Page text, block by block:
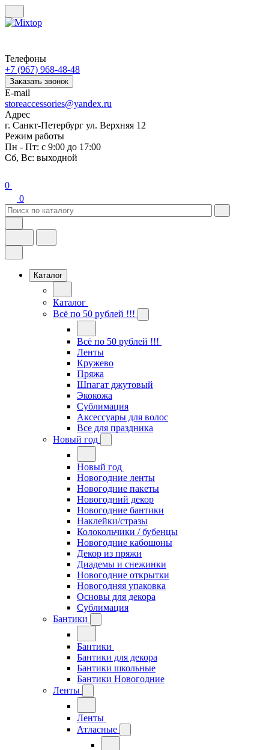
Телефоны
+7 (967) 968-48-48
Заказать звонок
E-mail
storeaccessories@yandex.ru
Адрес
г. Санкт-Петербург ул. Верхняя 12
Режим работы
Пн - Пт: с 9:00 до 17:00
Сб, Вс: выходной
0
0
Каталог
Каталог
Всё по 50 рублей !!!
Всё по 50 рублей !!!
Ленты
Кружево
Пряжа
Шпагат джутовый
Экокожа
Сублимация
Аксессуары для волос
Все для праздника
Новый год
Новый год
Новогодние ленты
Новогодние пакеты
Новогодний декор
Новогодние бантики
Наклейки/стразы
Колокольчики / бубенцы
Новогодние кабошоны
Декор из пряжи
Диадемы и снежинки
Новогодние открытки
Новогодняя упаковка
Основы для декора
Сублимация
Бантики
Бантики
Бантики для декора
Бантики школьные
Бантики Новогодние
Ленты
Ленты
Атласные